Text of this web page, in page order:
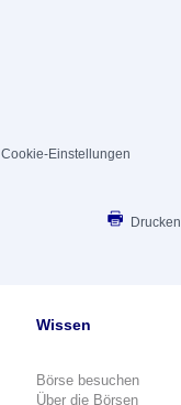
Cookie-Einstellungen
Drucken
Wissen
Börse besuchen
Über die Börsen